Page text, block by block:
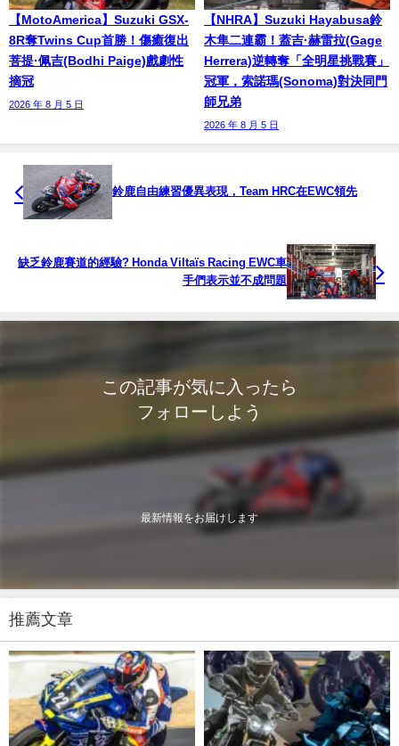
【MotoAmerica】Suzuki GSX-
8R奪Twins Cup首勝！傷癒復出
菩提·佩吉(Bodhi Paige)戲劇性
摘冠
2026 年 8 月 5 日
【NHRA】Suzuki Hayabusa鈴
木隼二連霸！蓋吉·赫雷拉(Gage
Herrera)逆轉奪「全明星挑戰賽」
冠軍，索諾瑪(Sonoma)對決同門
師兄弟
2026 年 8 月 5 日
鈴鹿自由練習優異表現，Team HRC在EWC領先
缺乏鈴鹿賽道的經驗? Honda Viltaïs Racing EWC車
手們表示並不成問題
この記事が気に入ったら
フォローしよう
最新情報をお届けします
推薦文章